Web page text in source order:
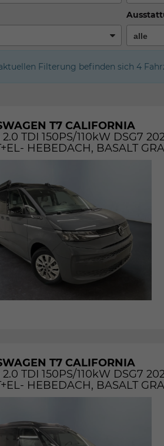
Filterung befinden sich 4
T7 CALIFORNIA
TDI 150PS/110kW DSG7
HEBEDACH, BASALT
T7 CALIFORNIA
TDI 150PS/110kW DSG7
HEBEDACH, BASALT